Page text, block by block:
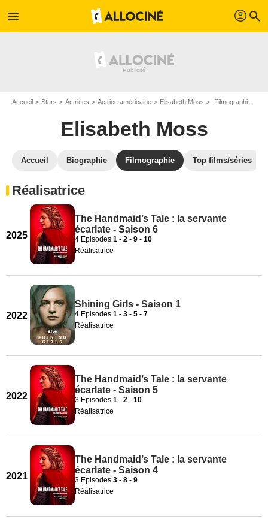
menu profil search
Accueil Stars Actrices Actrice américaine Elisabeth Moss Filmographie Elisabeth Moss
Elisabeth Moss
Accueil Biographie Filmographie Top films/séries
Réalisatrice
2025
The Handmaid’s Tale : la servante
écarlate - Saison 6
4 Episodes 1 - 2 - 9 - 10
Réalisatrice
2022
Shining Girls - Saison 1
4 Episodes 1 - 3 - 5 - 7
Réalisatrice
2022
The Handmaid’s Tale : la servante
écarlate - Saison 5
3 Episodes 1 - 2 - 10
Réalisatrice
2021
The Handmaid’s Tale : la servante
écarlate - Saison 4
3 Episodes 3 - 8 - 9
Réalisatrice